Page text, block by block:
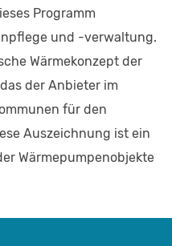
Programm
und -verwaltung.
Wärmekonzept der
der Anbieter im
für den
Auszeichnung ist ein
Wärmepumpenobjekte